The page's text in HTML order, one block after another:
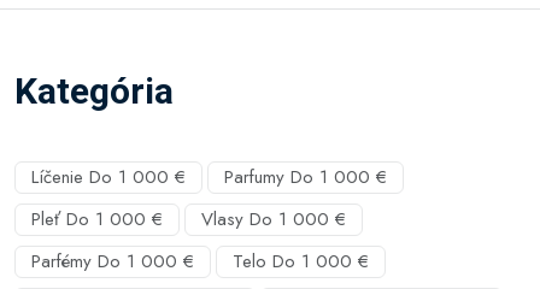
Kategória
Líčenie Do 1 000 €
Parfumy Do 1 000 €
Pleť Do 1 000 €
Vlasy Do 1 000 €
Parfémy Do 1 000 €
Telo Do 1 000 €